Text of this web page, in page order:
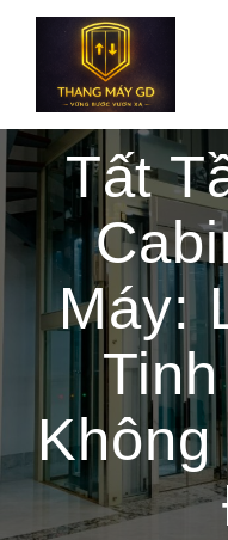
Tất
Máy: